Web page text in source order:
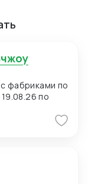
фабриками по
по